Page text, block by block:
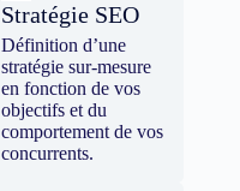
Stratégie SEO
Définition d’une
stratégie sur-mesure
en fonction de vos
objectifs et du
comportement de vos
concurrents.